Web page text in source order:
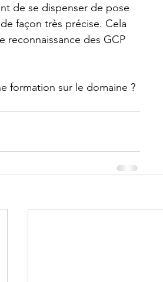
de se dispenser de pose
façon très précise. Cela
des GCP
formation sur le domaine ?